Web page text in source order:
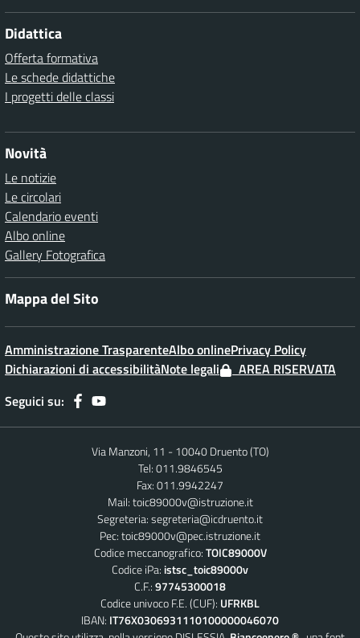
Didattica
Offerta formativa
Le schede didattiche
I progetti delle classi
Novità
Le notizie
Le circolari
Calendario eventi
Albo online
Gallery Fotografica
Mappa del Sito
Amministrazione TrasparenteAlbo onlinePrivacy Policy
Dichiarazioni di accessibilitàNote legali
AREA RISERVATA
Seguici su:
Via Manzoni, 11 - 10040 Druento (TO)
Tel: 011.9846545
Fax: 011.9942247
Mail:toic89000v@istruzione.it
Segreteria:segreteria@icdruento.it
Pec:toic89000v@pec.istruzione.it
Codice meccanografico:TOIC89000V
Codice iPa: istsc_toic89000v
C.F.:97745300018
Codice univoco F.E. (CUF): UFRKBL
IBAN: IT76X0306931110100000046070